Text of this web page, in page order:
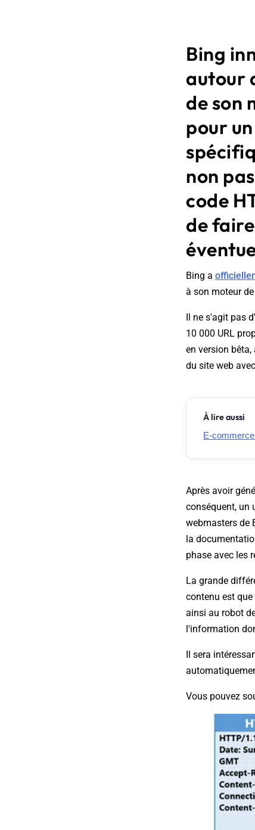
Bing
autour
de son
pour
non
code
de
Bing a
à son moteur
Il ne s'agit pas
10 000 URL
en version
du site web
À lire aussi
E-
Après avoir
conséquent, un
webmasters de
la
phase avec les
La grande
contenu est
ainsi au robot
l'information
Il sera
Vous pouvez